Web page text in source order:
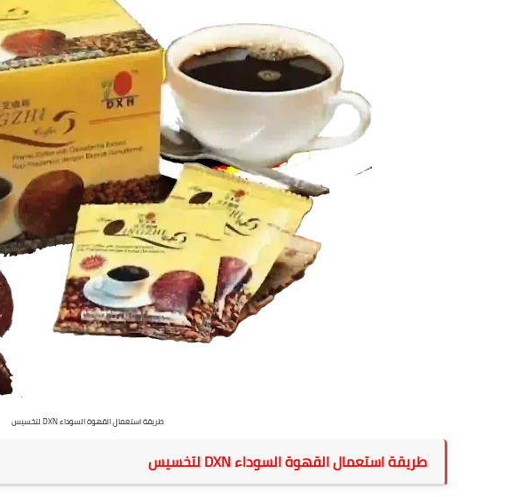
طريقة استعمال القهوة السوداء DXN لتخسيس
طريقة استعمال القهوة السوداء DXN لتخسيس